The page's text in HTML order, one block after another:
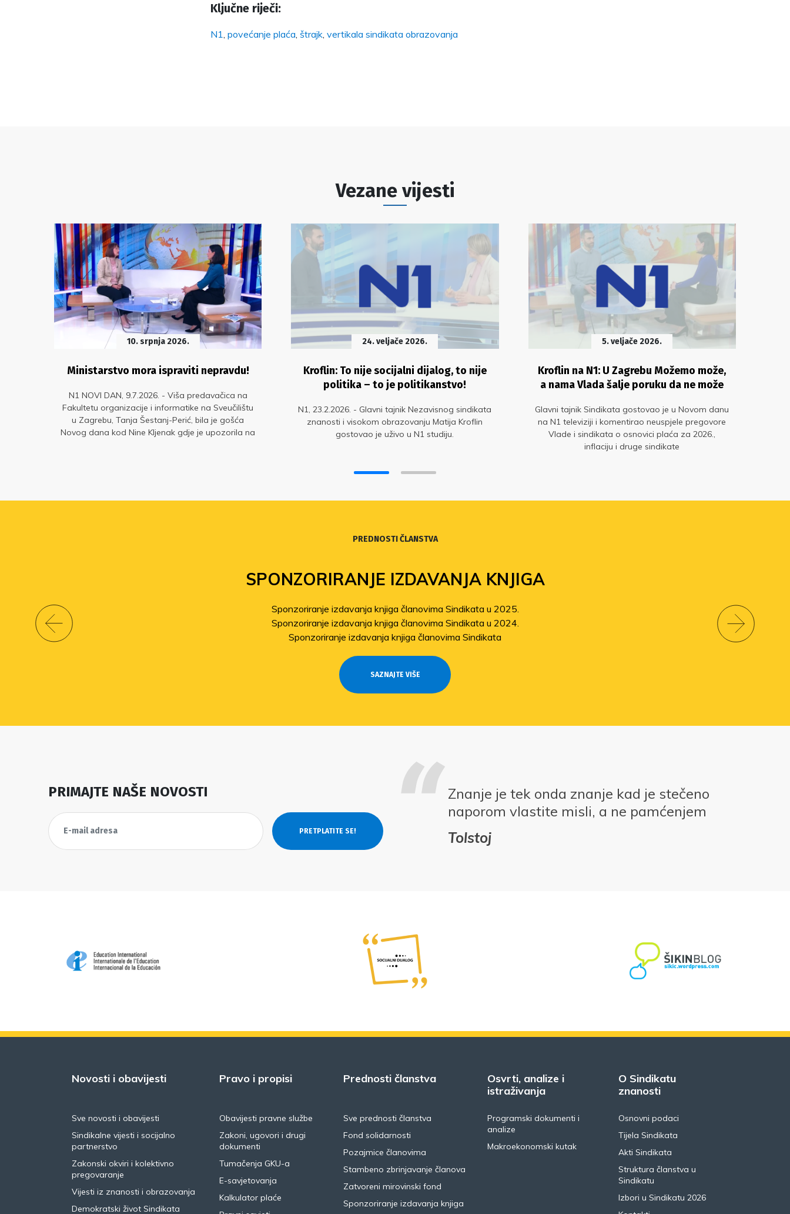
Ključne riječi:
N1 povećanje plaća štrajk vertikala sindikata obrazovanja
Vezane vijesti
10. srpnja 2026.
Ministarstvo mora ispraviti nepravdu!
N1 NOVI DAN, 9.7.2026. - Viša predavačica na
Fakultetu organizacije i informatike na Sveučilištu
u Zagrebu, Tanja Šestanj-Perić, bila je gošća
Novog dana kod Nine Kljenak gdje je upozorila na
24. veljače 2026.
Kroflin: To nije socijalni dijalog, to nije
politika – to je politikanstvo!
N1, 23.2.2026. - Glavni tajnik Nezavisnog sindikata
znanosti i visokom obrazovanju Matija Kroflin
gostovao je uživo u N1 studiju.
5. veljače 2026.
Kroflin na N1: U Zagrebu Možemo može,
a nama Vlada šalje poruku da ne može
Glavni tajnik Sindikata gostovao je u Novom danu
na N1 televiziji i komentirao neuspjele pregovore
Vlade i sindikata o osnovici plaća za 2026.,
inflaciju i druge sindikate
PREDNOSTI ČLANSTVA
SPONZORIRANJE IZDAVANJA KNJIGA
Sponzoriranje izdavanja knjiga članovima Sindikata u 2025.
Sponzoriranje izdavanja knjiga članovima Sindikata u 2024.
Sponzoriranje izdavanja knjiga članovima Sindikata
SAZNAJTE VIŠE
PRIMAJTE NAŠE NOVOSTI
Znanje je tek onda znanje kad je stečeno
naporom vlastite misli, a ne pamćenjem
Tolstoj
Novosti i obavijesti
Sve novosti i obavijesti
Sindikalne vijesti i socijalno
partnerstvo
Zakonski okviri i kolektivno
pregovaranje
Vijesti iz znanosti i obrazovanja
Demokratski život Sindikata
Pravo i propisi
Obavijesti pravne službe
Zakoni, ugovori i drugi
dokumenti
Tumačenja GKU-a
E-savjetovanja
Kalkulator plaće
Prednosti članstva
Sve prednosti članstva
Fond solidarnosti
Pozajmice članovima
Stambeno zbrinjavanje članova
Zatvoreni mirovinski fond
Sponzoriranje izdavanja knjiga
Osvrti, analize i
istraživanja
Programski dokumenti i
analize
Makroekonomski kutak
O Sindikatu
znanosti
Osnovni podaci
Tijela Sindikata
Akti Sindikata
Struktura članstva u
Sindikatu
Izbori u Sindikatu 2026